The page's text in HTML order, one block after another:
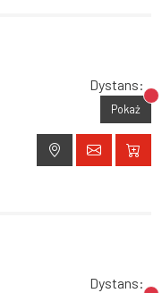
Dystans:
Pokaż
Dystans: